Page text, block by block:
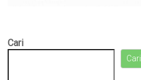
Cari
Cari